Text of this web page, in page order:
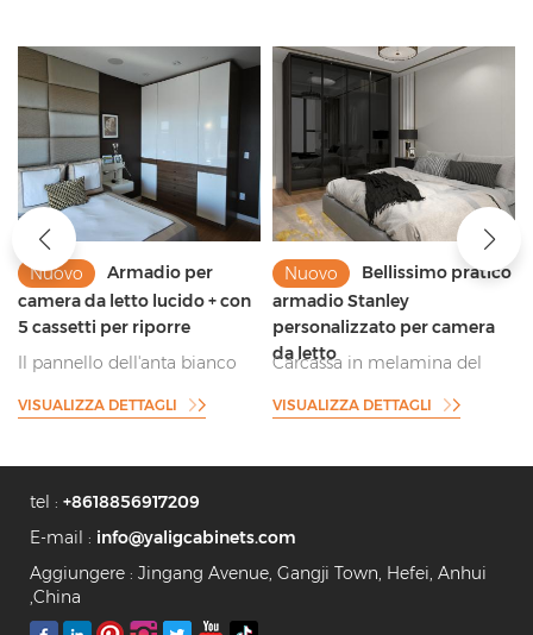
Nuovo
Bellissimo pratico
armadio Stanley
personalizzato per camera
da letto
Carcassa in melamina del
armadio con ante scorrevoli
VISUALIZZA DETTAGLI
Nuovo
legno beige
durevole per guardaroba ad
alta resistenza
armadio laccato beige e
stoccaggio principale
VISUALIZZA DETTAGLI
tel : +8618856917209
E-mail : info@yaligcabinets.com
Aggiungere : Jingang Avenue, Gangji Town, Hefei, Anhui
,China